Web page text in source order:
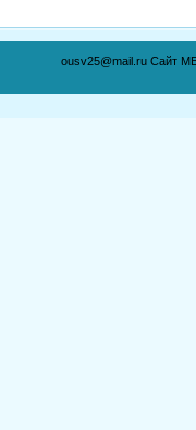
ousv25@mail.ru Сайт